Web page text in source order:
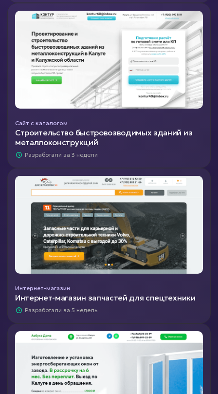
Сайт с каталогом
Строительство быстровозводимых зданий из
металлоконструкций
Разработали за 3 недели
Интернет-магазин
Интернет-магазин запчастей для спецтехники
Разработали за 5 недель